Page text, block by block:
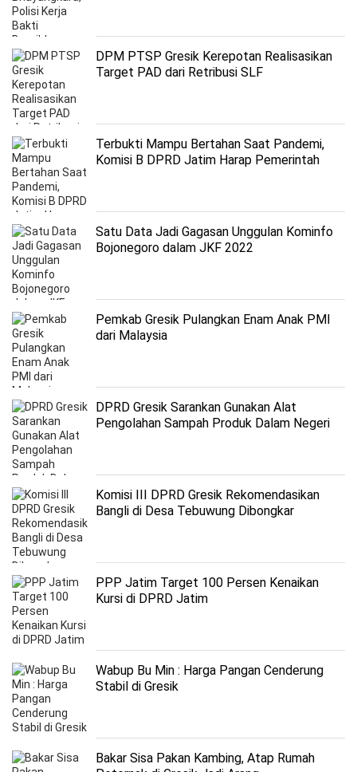
DPM PTSP Gresik Kerepotan Realisasikan
Target PAD dari Retribusi SLF
Terbukti Mampu Bertahan Saat Pandemi,
Komisi B DPRD Jatim Harap Pemerintah
Satu Data Jadi Gagasan Unggulan Kominfo
Bojonegoro dalam JKF 2022
Pemkab Gresik Pulangkan Enam Anak PMI
dari Malaysia
DPRD Gresik Sarankan Gunakan Alat
Pengolahan Sampah Produk Dalam Negeri
Komisi III DPRD Gresik Rekomendasikan
Bangli di Desa Tebuwung Dibongkar
PPP Jatim Target 100 Persen Kenaikan
Kursi di DPRD Jatim
Wabup Bu Min : Harga Pangan Cenderung
Stabil di Gresik
Bakar Sisa Pakan Kambing, Atap Rumah